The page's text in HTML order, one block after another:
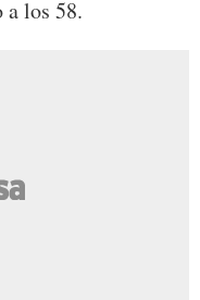
a los 58.